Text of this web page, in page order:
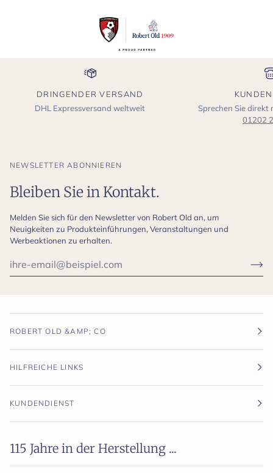
DRINGENDER VERSAND
DHL Expressversand weltweit
Sprechen Sie direkt
01202
NEWSLETTER ABONNIEREN
Bleiben Sie in Kontakt.
Melden Sie sich für den Newsletter von Robert Old an, um
Neuigkeiten zu Produkteinführungen, Veranstaltungen und
Werbeaktionen zu erhalten.
ROBERT OLD &AMP; CO
HILFREICHE LINKS
KUNDENDIENST
115 Jahre in der Herstellung ...